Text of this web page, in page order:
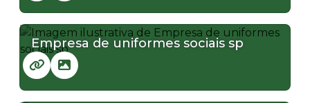
Empresa de uniformes sociais sp